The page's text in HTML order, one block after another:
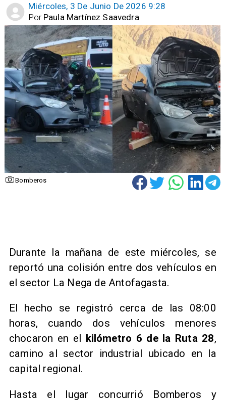
Miércoles, 3 De Junio De 2026 9:28
Paula Martínez Saavedra
Por
Bomberos
Durante la mañana de este miércoles, se
reportó una colisión entre dos vehículos en
el sector La Nega de Antofagasta.
El hecho se registró cerca de las 08:00
horas, cuando dos vehículos menores
chocaron en el kilómetro 6 de la Ruta 28,
camino al sector industrial ubicado en la
capital regional.
Hasta el lugar concurrió Bomberos y